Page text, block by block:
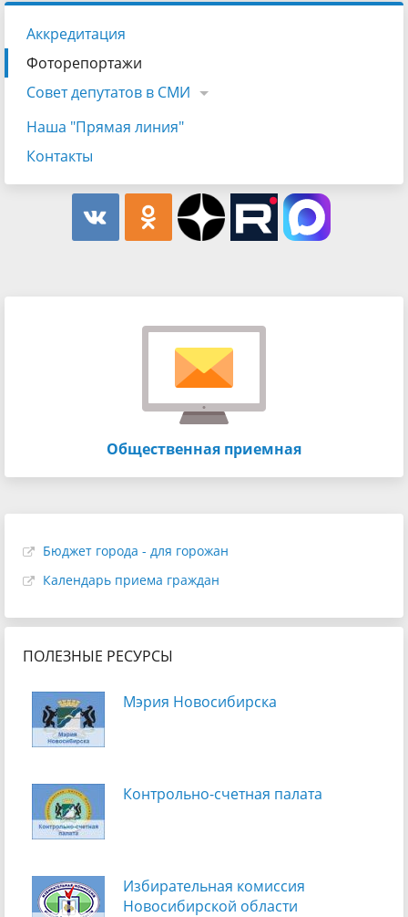
Аккредитация
Фоторепортажи
Совет депутатов в СМИ
Наша "Прямая линия"
Контакты
Общественная приемная
Бюджет города - для горожан
Календарь приема граждан
ПОЛЕЗНЫЕ РЕСУРСЫ
Мэрия Новосибирска
Контрольно-счетная палата
Избирательная комиссия
Новосибирской области